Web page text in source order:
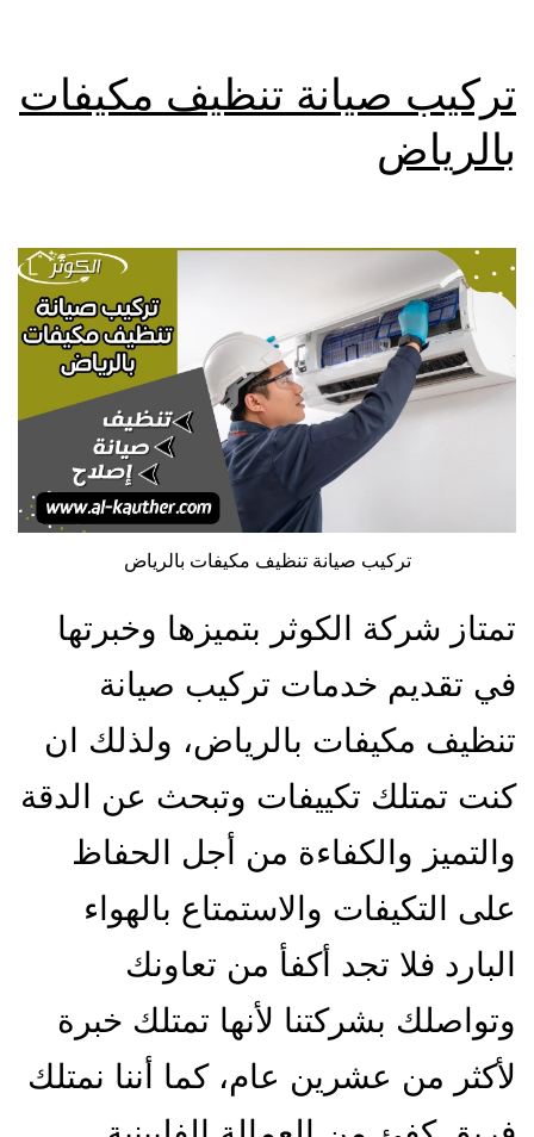
تركيب صيانة تنظيف مكيفات
بالرياض
تركيب صيانة تنظيف مكيفات بالرياض
تمتاز شركة الكوثر بتميزها وخبرتها
في تقديم خدمات تركيب صيانة
تنظيف مكيفات بالرياض، ولذلك ان
كنت تمتلك تكييفات وتبحث عن الدقة
والتميز والكفاءة من أجل الحفاظ
على التكيفات والاستمتاع بالهواء
البارد فلا تجد أكفأ من تعاونك
وتواصلك بشركتنا لأنها تمتلك خبرة
لأكثر من عشرين عام، كما أننا نمتلك